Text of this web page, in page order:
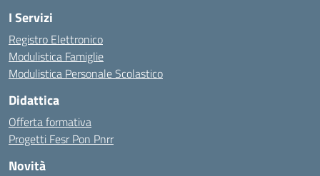
I Servizi
Registro Elettronico
Modulistica Famiglie
Modulistica Personale Scolastico
Didattica
Offerta formativa
Progetti Fesr Pon Pnrr
Novità